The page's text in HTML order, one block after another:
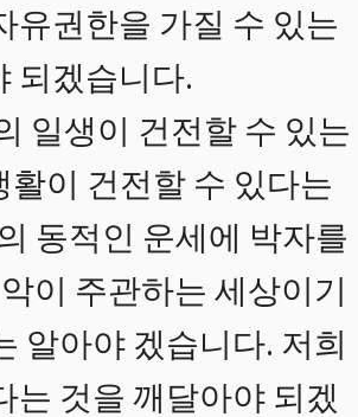
유권한을 가질 수 있는
되겠습니다.
일생이 건전할 수 있는
이 건전할 수 있다는
동적인 운세에 박자를
이 주관하는 세상이기
알아야 겠습니다. 저희
는 것을 깨달아야 되겠